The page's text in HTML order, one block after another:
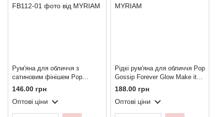
Рум'яна для обличчя з
сатиновим фінішем Pop
Gossip Blushuu Silky powder
blush - №01 (Sugar Blush)
146.00 грн
Оптові ціни
Рідкі рум'яна для обличчя Pop
Gossip Forever Glow Make it
Blush - №04 (Berry Jam)
188.00 грн
Оптові ціни